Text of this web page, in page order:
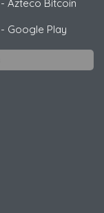
- Azteco Bitcoin
- Google Play